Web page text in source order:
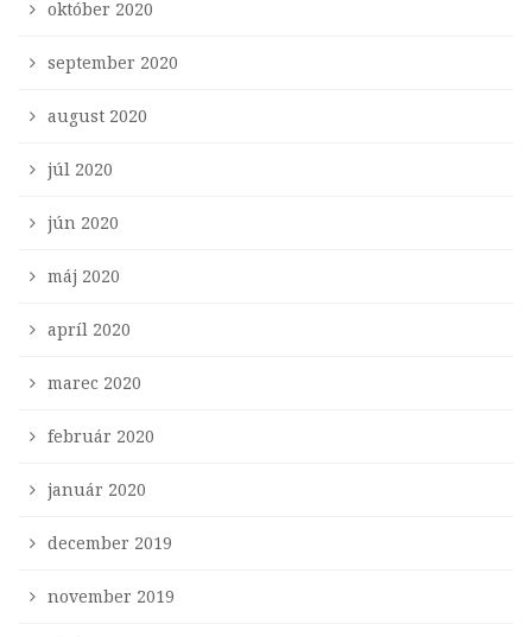
október 2020
september 2020
august 2020
júl 2020
jún 2020
máj 2020
apríl 2020
marec 2020
február 2020
január 2020
december 2019
november 2019